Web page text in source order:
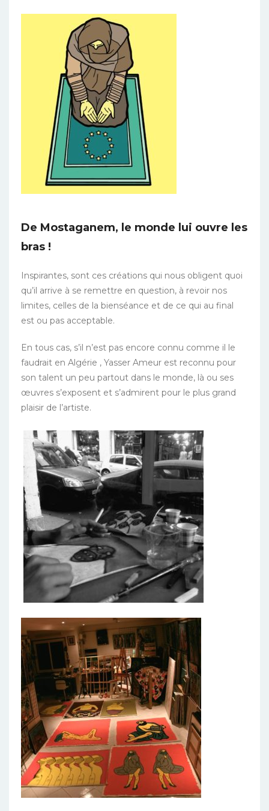
De Mostaganem, le monde lui ouvre les
bras !
Inspirantes, sont ces créations qui nous obligent quoi
qu’il arrive à se remettre en question, à revoir nos
limites, celles de la bienséance et de ce qui au final
est ou pas acceptable.
En tous cas, s’il n’est pas encore connu comme il le
faudrait en Algérie , Yasser Ameur est reconnu pour
son talent un peu partout dans le monde, là ou ses
œuvres s’exposent et s’admirent pour le plus grand
plaisir de l’artiste.